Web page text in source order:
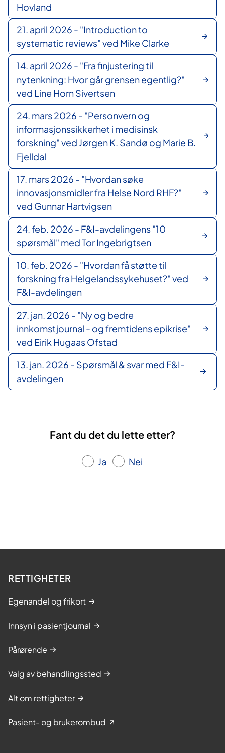
Hovland
21. april 2026 - "Introduction to
systematic reviews" ved Mike Clarke
14. april 2026 - "Fra finjustering til
nytenkning: Hvor går grensen egentlig?"
ved Line Horn Sivertsen
24. mars 2026 - "Personvern og
informasjonssikkerhet i medisinsk
forskning" ved Jørgen K. Sandø og Marie B.
Fjelldal
17. mars 2026 - "Hvordan søke
innovasjonsmidler fra Helse Nord RHF?"
ved Gunnar Hartvigsen
24. feb. 2026 - F&I-avdelingens "10
spørsmål" med Tor Ingebrigtsen
10. feb. 2026 - "Hvordan få støtte til
forskning fra Helgelandssykehuset?" ved
F&I-avdelingen
27. jan. 2026 - "Ny og bedre
innkomstjournal - og fremtidens epikrise"
ved Eirik Hugaas Ofstad
13. jan. 2026 - Spørsmål & svar med F&I-
avdelingen
Fant du det du lette etter?
Ja Nei
RETTIGHETER
Egenandel og frikort
Innsyn i pasientjournal
Pårørende
Valg av behandlingssted
Alt om rettigheter
Pasient- og brukerombud